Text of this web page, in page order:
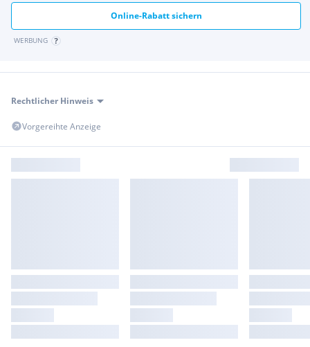
Online-Rabatt sichern
WERBUNG
Rechtlicher Hinweis
Vorgereihte Anzeige